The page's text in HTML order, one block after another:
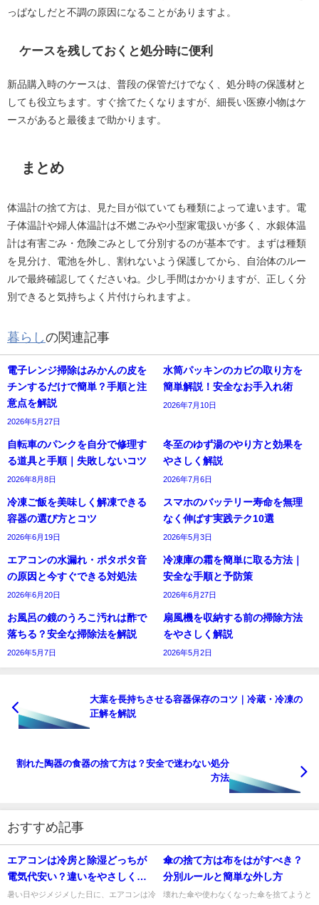
っぱなしだと不調の原因になることがありますよ。
ケースを残しておくと処分時に便利
新品購入時のケースは、普段の保管だけでなく、処分時の保護材と
しても役立ちます。すぐ捨てたくなりますが、細長い医療小物はケ
ースがあると最後まで助かります。
まとめ
体温計の捨て方は、見た目が似ていても種類によって違います。電
子体温計や婦人体温計は不燃ごみや小型家電扱いが多く、水銀体温
計は有害ごみ・危険ごみとして分別するのが基本です。まずは種類
を見分け、電池を外し、割れないよう保護してから、自治体のルー
ルで最終確認してくださいね。少し手間はかかりますが、正しく分
別できると気持ちよく片付けられますよ。
暮らしの関連記事
電子レンジ掃除はみかんの皮を
チンするだけで簡単？手順と注
意点を解説
2026年5月27日
水筒パッキンのカビの取り方を
簡単解説！安全なお手入れ術
2026年7月10日
自転車のパンクを自分で修理す
る道具と手順｜失敗しないコツ
2026年8月8日
冬至のゆず湯のやり方と効果を
やさしく解説
2026年7月6日
冷凍ご飯を美味しく解凍できる
容器の選び方とコツ
2026年6月19日
スマホのバッテリー寿命を無理
なく伸ばす実践テク10選
2026年5月3日
エアコンの水漏れ・ポタポタ音
の原因と今すぐできる対処法
2026年6月20日
冷凍庫の霜を簡単に取る方法｜
安全な手順と予防策
2026年6月27日
お風呂の鏡のうろこ汚れは酢で
落ちる？安全な掃除法を解説
2026年5月7日
扇風機を収納する前の掃除方法
をやさしく解説
2026年5月2日
大葉を長持ちさせる容器保存のコツ｜冷蔵・冷凍の
正解を解説
割れた陶器の食器の捨て方は？安全で迷わない処分
方法
おすすめ記事
エアコンは冷房と除湿どっちが
電気代安い？違いをやさしく解
説
暑い日やジメジメした日に、エアコンは冷
傘の捨て方は布をはがすべき？
分別ルールと簡単な外し方
壊れた傘や使わなくなった傘を捨てようと